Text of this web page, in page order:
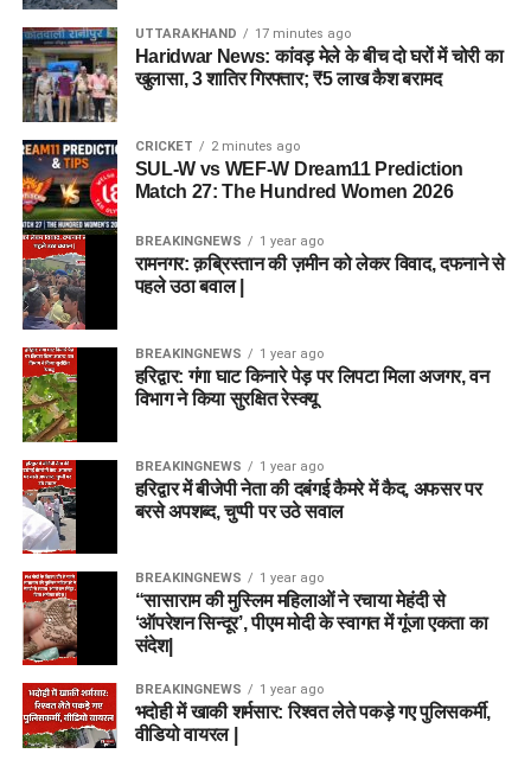
UTTARAKHAND 17 minutes ago
Haridwar News: कांवड़ मेले के बीच दो घरों में चोरी का
खुलासा, 3 शातिर गिरफ्तार; ₹5 लाख कैश बरामद
CRICKET 2 minutes ago
SUL-W vs WEF-W Dream11 Prediction
Match 27: The Hundred Women 2026
BREAKINGNEWS 1 year ago
रामनगर: क़ब्रिस्तान की ज़मीन को लेकर विवाद, दफनाने से
पहले उठा बवाल |
BREAKINGNEWS 1 year ago
हरिद्वार: गंगा घाट किनारे पेड़ पर लिपटा मिला अजगर, वन
विभाग ने किया सुरक्षित रेस्क्यू
BREAKINGNEWS 1 year ago
हरिद्वार में बीजेपी नेता की दबंगई कैमरे में कैद, अफसर पर
बरसे अपशब्द, चुप्पी पर उठे सवाल
BREAKINGNEWS 1 year ago
“सासाराम की मुस्लिम महिलाओं ने रचाया मेहंदी से
‘ऑपरेशन सिन्दूर’, पीएम मोदी के स्वागत में गूंजा एकता का
संदेश|
BREAKINGNEWS 1 year ago
भदोही में खाकी शर्मसार: रिश्वत लेते पकड़े गए पुलिसकर्मी,
वीडियो वायरल |